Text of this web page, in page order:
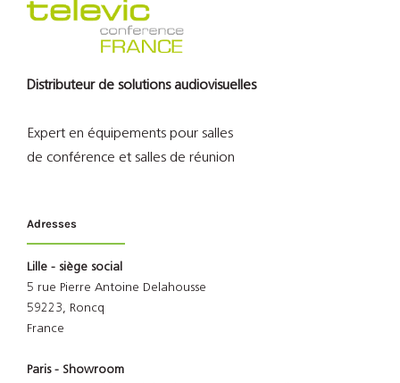
Distributeur de solutions audiovisuelles
Expert en équipements pour salles
de conférence et salles de réunion
Adresses
Lille - siège social
5 rue Pierre Antoine Delahousse
59223, Roncq
France
Paris - Showroom